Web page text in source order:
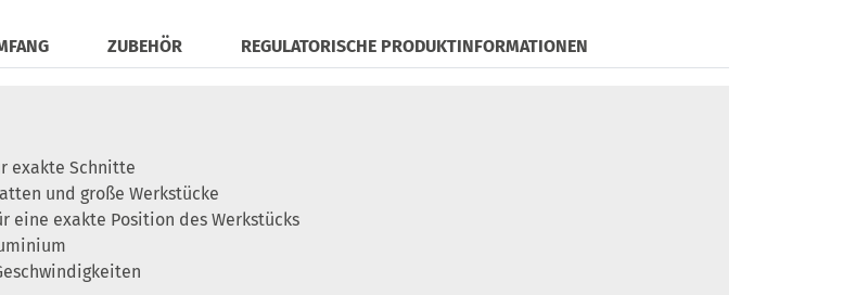
ZUBEHÖR REGULATORISCHE PRODUKTINFORMATIONEN
exakte Schnitte
und große Werkstücke
eine exakte Position des Werkstücks